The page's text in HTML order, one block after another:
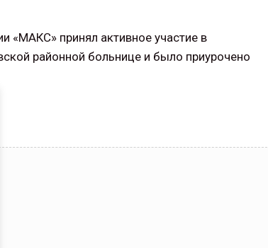
«МАКС» принял активное участие в
районной больнице и было приурочено